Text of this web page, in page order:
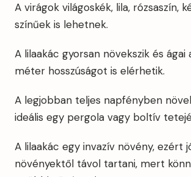
A virágok világoskék, lila, rózsaszín,
színűek is lehetnek.
A lilaakác gyorsan növekszik és ágai
méter hosszúságot is elérhetik.
A legjobban teljes napfényben
ideális egy pergola vagy boltív
A lilaakác egy invazív növény, ezért
növényektől távol tartani, mert